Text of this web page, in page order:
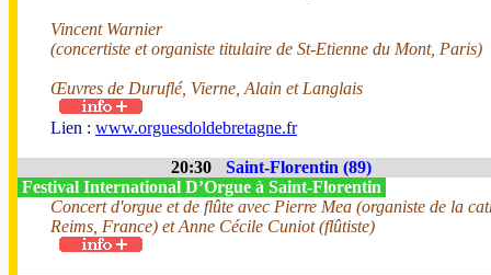
Vincent Warnier
(concertiste et organiste titulaire de St-Etienne du Mont, Paris)
Œuvres de Duruflé, Vierne, Alain et Langlais
Lien : www.orguesdoldebretagne.fr
20:30
Saint-Florentin (89)
Festival International D’Orgue à Saint-Florentin
Concert d'orgue et de flûte avec Pierre Mea (organiste de la
Reims, France) et Anne Cécile Cuniot (flûtiste)